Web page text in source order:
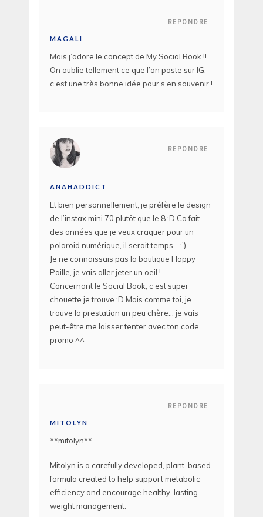
REPONDRE
MAGALI
Mais j’adore le concept de My Social Book !!
On oublie tellement ce que l’on poste sur IG,
c’est une très bonne idée pour s’en souvenir !
REPONDRE
ANAHADDICT
Et bien personnellement, je préfère le design
de l’instax mini 70 plutôt que le 8 :D Ca fait
des années que je veux craquer pour un
polaroid numérique, il serait temps… :’)
Je ne connaissais pas la boutique Happy
Paille, je vais aller jeter un oeil !
Concernant le Social Book, c’est super
chouette je trouve :D Mais comme toi, je
trouve la prestation un peu chère… je vais
peut-être me laisser tenter avec ton code
promo ^^
REPONDRE
MITOLYN
**mitolyn**
Mitolyn is a carefully developed, plant-based
formula created to help support metabolic
efficiency and encourage healthy, lasting
weight management.